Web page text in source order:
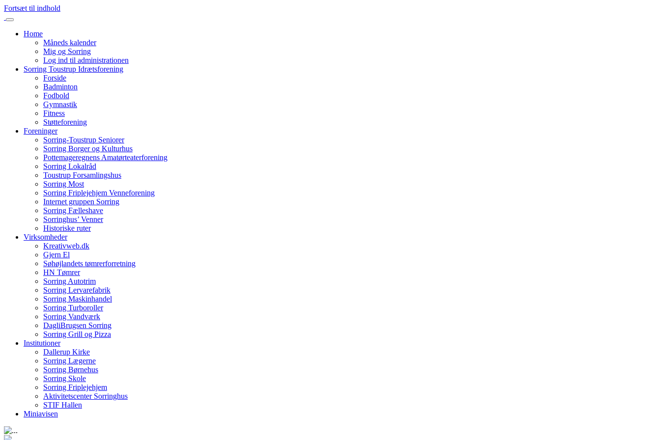
Fortsæt til indhold
Home
Måneds kalender
Mig og Sorring
Log ind til administrationen
Sorring Toustrup Idrætsforening
Forside
Badminton
Fodbold
Gymnastik
Fitness
Støtteforening
Foreninger
Sorring-Toustrup Seniorer
Sorring Borger og Kulturhus
Pottemageregnens Amatørteaterforening
Sorring Lokalråd
Toustrup Forsamlingshus
Sorring Most
Sorring Friplejehjem Venneforening
Internet gruppen Sorring
Sorring Fælleshave
Sorringhus’ Venner
Historiske ruter
Virksomheder
Kreativweb.dk
Gjern El
Søhøjlandets tømrerforretning
HN Tømrer
Sorring Autotrim
Sorring Lervarefabrik
Sorring Maskinhandel
Sorring Turboroller
Sorring Vandværk
DagliBrugsen Sorring
Sorring Grill og Pizza
Institutioner
Dallerup Kirke
Sorring Lægerne
Sorring Børnehus
Sorring Skole
Sorring Friplejehjem
Aktivitetscenter Sorringhus
STIF Hallen
Miniavisen